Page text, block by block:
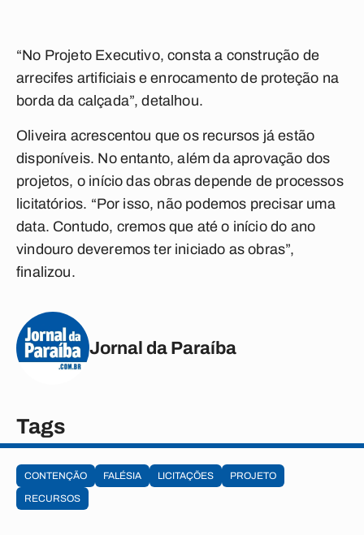
“No Projeto Executivo, consta a construção de
arrecifes artificiais e enrocamento de proteção na
borda da calçada”, detalhou.
Oliveira acrescentou que os recursos já estão
disponíveis. No entanto, além da aprovação dos
projetos, o início das obras depende de processos
licitatórios. “Por isso, não podemos precisar uma
data. Contudo, cremos que até o início do ano
vindouro deveremos ter iniciado as obras”,
finalizou.
Jornal da Paraíba
Tags
CONTENÇÃO FALÉSIA LICITAÇÕES
PROJETO
RECURSOS